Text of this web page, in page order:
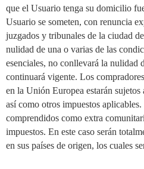
que el Usuario tenga su domicilio
Usuario se someten, con renuncia
juzgados y tribunales de la ciudad
nulidad de una o varias de las
esenciales, no conllevará la nulidad
continuará vigente. Los
en la Unión Europea estarán
así como otros impuestos
comprendidos como extra
impuestos. En este caso serán
en sus países de origen, los cuales